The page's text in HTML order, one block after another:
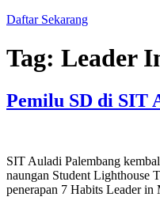
Daftar Sekarang
Tag: Leader
Pemilu SD di SIT
SIT Auladi Palembang
naungan Student Lighthouse
penerapan 7 Habits Leader